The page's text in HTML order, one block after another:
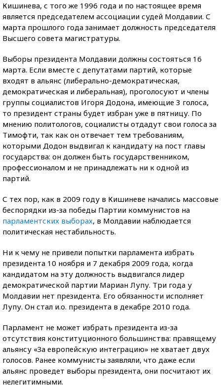
Кишинева, с того же 1996 года и по настоящее время
является председателем ассоциации судей Молдавии. С
марта прошлого года занимает должность председателя
Высшего совета магистратуры.
Выборы президента Молдавии должны состояться 16
марта. Если вместе с депутатами партий, которые
входят в альянс (либерально-демократическая,
демократическая и либеральная), проголосуют и члены
группы социалистов Игоря Додона, имеющие 3 голоса,
то президент страны будет избран уже в пятницу. По
мнению политологов, социалисты отдадут свои голоса за
Тимофти, так как он отвечает тем требованиям,
которыми Додон выдвигал к кандидату на пост главы
государства: он должен быть государственником,
профессионалом и не принадлежать ни к одной из
партий.
С тех пор, как в 2009 году в Кишиневе начались массовые
беспорядки из-за победы Партии коммунистов на
парламентских выборах, в Молдавии наблюдается
политическая нестабильность.
Ни к чему не привели попытки парламента избрать
президента 10 ноября и 7 декабря 2009 года, когда
кандидатом на эту должность выдвигался лидер
демократической партии Мариан Лупу. Три года у
Молдавии нет президента. Его обязанности исполняет
Лупу. Он стал и.о. президента в декабре 2010 года.
Парламент не может избрать президента из-за
отсутствия конституционного большинства: правящему
альянсу «За европейскую интеграцию» не хватает двух
голосов. Ранее коммунисты заявляли, что даже если
альянс проведет выборы президента, они посчитают их
нелегитимными.